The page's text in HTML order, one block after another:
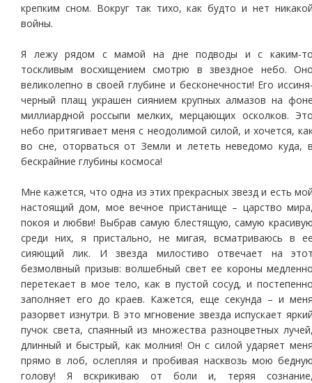
крепким сном. Вокруг так тихо, как будто и нет
войны.
Я лежу рядом с мамой на дне подводы и с каким-
тоскливым восхищением смотрю в звездное небо.
великолепно в своей глубине и бесконечности! Его
черный плащ украшен сиянием крупных алмазов на
миллиардной россыпи мелких, мерцающих осколков.
небо притягивает меня с неодолимой силой, и хочется,
во сне, оторваться от Земли и лететь неведомо куда,
бескрайние глубины космоса!
Мне кажется, что одна из этих прекрасных звезд и есть
настоящий дом, мое вечное пристанище – царство
покоя и любви! Выбрав самую блестящую, самую
среди них, я пристально, не мигая, всматриваюсь в
сияющий лик. И звезда милостиво отвечает на
безмолвный призыв: волшебный свет ее короны
перетекает в мое тело, как в пустой сосуд, и
заполняет его до краев. Кажется, еще секунда – и
разорвет изнутри. В это мгновение звезда испускает
пучок света, спаянный из множества разноцветных
длинный и быстрый, как молния! Он с силой ударяет
прямо в лоб, ослепляя и пробивая насквозь мою
голову! Я вскрикиваю от боли и, теряя